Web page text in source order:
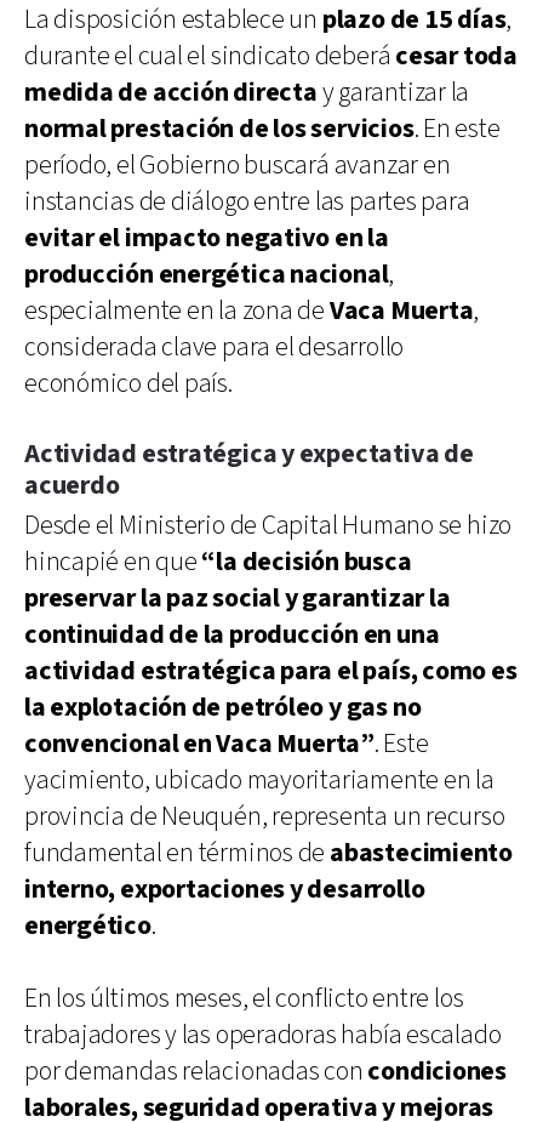
La disposición establece un plazo de 15 días,
durante el cual el sindicato deberá cesar toda
medida de acción directay garantizar la
normal prestación de los servicios. En este
período, el Gobierno buscará avanzar en
instancias de diálogo entre las partes para
evitar el impacto negativo en la
producción energética nacional,
especialmente en la zona deVaca Muerta,
considerada clave para el desarrollo
económico del país.
Actividad estratégica y expectativa de
acuerdo
Desde el Ministerio de Capital Humano se hizo
hincapié en que“la decisión busca
preservar la paz social y garantizar la
continuidad de la producción en una
actividad estratégica para el país, como es
la explotación de petróleo y gas no
convencional en Vaca Muerta”. Este
yacimiento, ubicado mayoritariamente en la
provincia de Neuquén, representa un recurso
fundamental en términos de abastecimiento
interno, exportaciones y desarrollo
energético.
En los últimos meses, el conflicto entre los
trabajadores y las operadoras había escalado
por demandas relacionadas con condiciones
laborales, seguridad operativa y mejoras